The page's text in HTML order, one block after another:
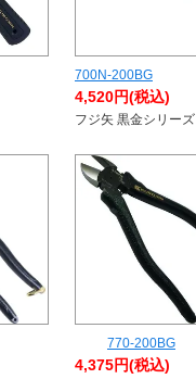
700N-200BG
4,520円(税込)
フジ矢 黒金シリーズ
770-200BG
4,375円(税込)